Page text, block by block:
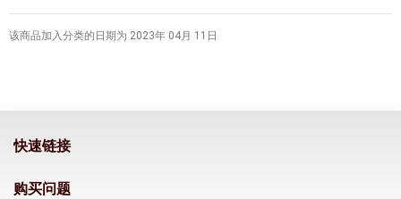
该商品加入分类的日期为 2023年 04月 11日
快速链接
购买问题